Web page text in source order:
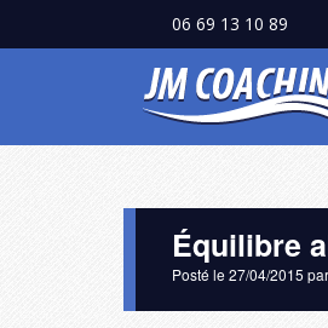
06 69 13 10 89
Équilibre
Posté le 27/04/2015 par